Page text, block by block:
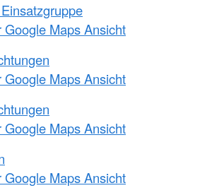
Google Maps Ansicht
Google Maps Ansicht
Google Maps Ansicht
Google Maps Ansicht